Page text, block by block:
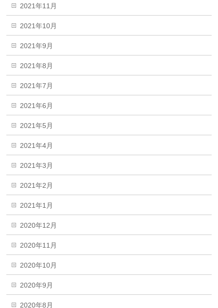
2021年11月
2021年10月
2021年9月
2021年8月
2021年7月
2021年6月
2021年5月
2021年4月
2021年3月
2021年2月
2021年1月
2020年12月
2020年11月
2020年10月
2020年9月
2020年8月